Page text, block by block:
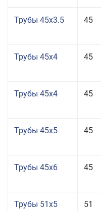
Трубы 45x3.5 45
Трубы 45x4 45
Трубы 45x4 45
Трубы 45x5 45
Трубы 45x6 45
Трубы 51x5 51